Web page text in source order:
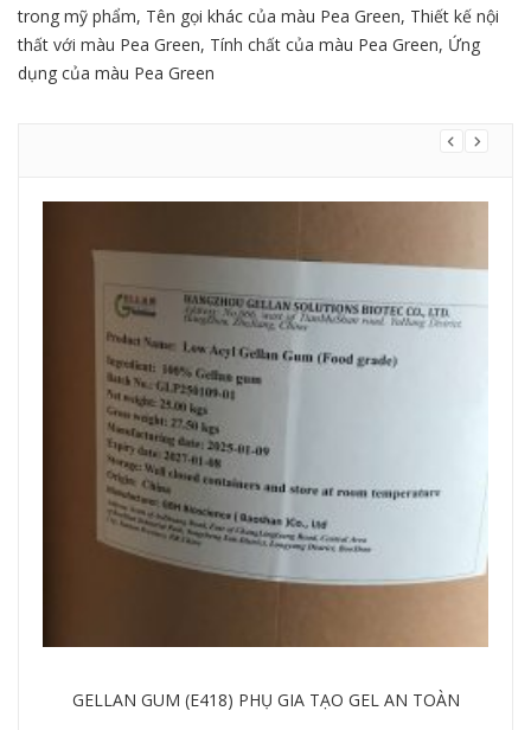
trong mỹ phẩm, Tên gọi khác của màu Pea Green, Thiết kế nội
thất với màu Pea Green, Tính chất của màu Pea Green, Ứng
dụng của màu Pea Green
GELLAN GUM (E418) PHỤ GIA TẠO GEL AN TOÀN